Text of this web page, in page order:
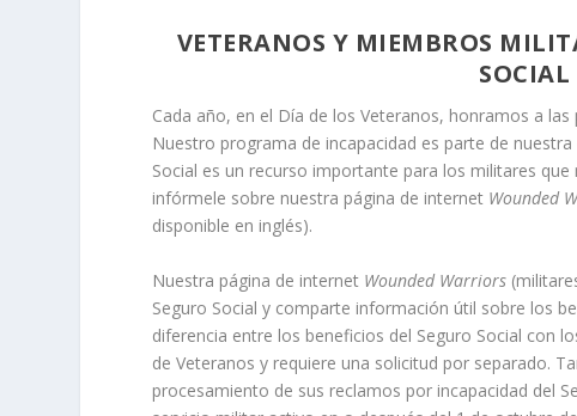
VETERANOS Y MIEMBROS
SOCIAL
Cada año, en el Día de los Veteranos, honramos a
Nuestro programa de incapacidad es parte de
Social es un recurso importante para los militares
infórmele sobre nuestra página de internet Wounded
disponible en inglés).
Nuestra página de internet Wounded Warriors
Seguro Social y comparte información útil sobre los
diferencia entre los beneficios del Seguro Social con
de Veteranos y requiere una solicitud por separado.
procesamiento de sus reclamos por incapacidad del